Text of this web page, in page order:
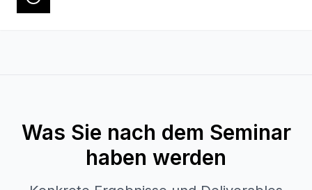
Was Sie nach dem Seminar
haben werden